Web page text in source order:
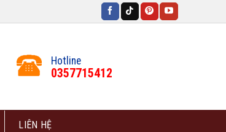
Hotline
0357715412
LIÊN HỆ